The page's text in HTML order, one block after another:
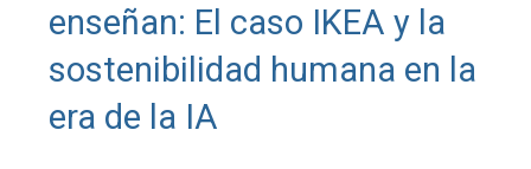
enseñan: El caso IKEA y la
sostenibilidad humana en la
era de la IA